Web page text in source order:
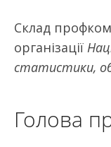
Склад
організації
статистики,
Голова